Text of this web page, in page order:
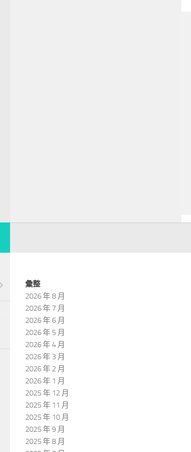
彙整
2026 年 8 月
2026 年 7 月
2026 年 6 月
2026 年 5 月
2026 年 4 月
2026 年 3 月
2026 年 2 月
2026 年 1 月
2025 年 12 月
2025 年 11 月
2025 年 10 月
2025 年 9 月
2025 年 8 月